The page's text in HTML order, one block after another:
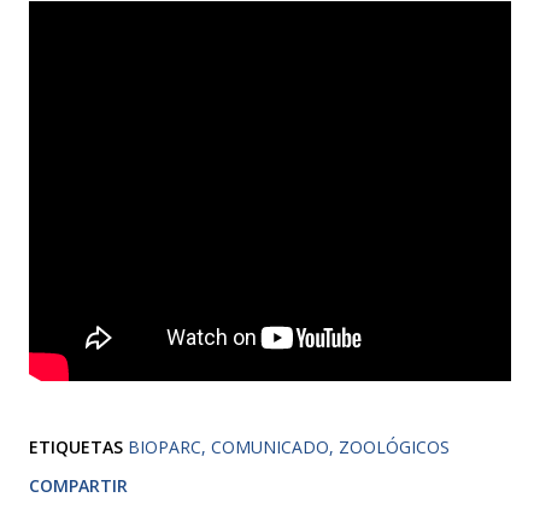
ETIQUETAS BIOPARC COMUNICADO ZOOLÓGICOS
COMPARTIR